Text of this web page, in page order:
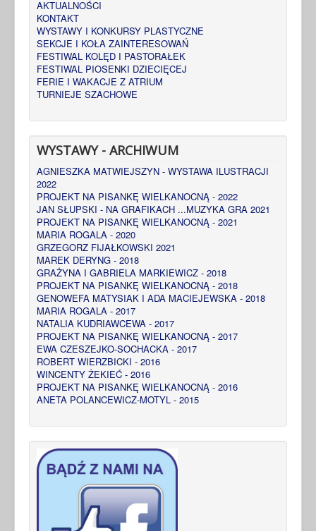
AKTUALNOŚCI
KONTAKT
WYSTAWY I KONKURSY PLASTYCZNE
SEKCJE I KOŁA ZAINTERESOWAŃ
FESTIWAL KOLĘD I PASTORAŁEK
FESTIWAL PIOSENKI DZIECIĘCEJ
FERIE I WAKACJE Z ATRIUM
TURNIEJE SZACHOWE
WYSTAWY - ARCHIWUM
AGNIESZKA MATWIEJSZYN - WYSTAWA ILUSTRACJI
2022
PROJEKT NA PISANKĘ WIELKANOCNĄ - 2022
JAN SŁUPSKI - NA GRAFIKACH ...MUZYKA GRA 2021
PROJEKT NA PISANKĘ WIELKANOCNĄ - 2021
MARIA ROGALA - 2020
GRZEGORZ FIJAŁKOWSKI 2021
MAREK DERYNG - 2018
GRAŻYNA I GABRIELA MARKIEWICZ - 2018
PROJEKT NA PISANKĘ WIELKANOCNĄ - 2018
GENOWEFA MATYSIAK I ADA MACIEJEWSKA - 2018
MARIA ROGALA - 2017
NATALIA KUDRIAWCEWA - 2017
PROJEKT NA PISANKĘ WIELKANOCNĄ - 2017
EWA CZESZEJKO-SOCHACKA - 2017
ROBERT WIERZBICKI - 2016
WINCENTY ŻEKIEĆ - 2016
PROJEKT NA PISANKĘ WIELKANOCNĄ - 2016
ANETA POLANCEWICZ-MOTYL - 2015